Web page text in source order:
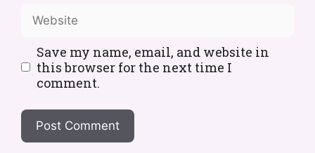
Save my name, email, and website in
this browser for the next time I
comment.